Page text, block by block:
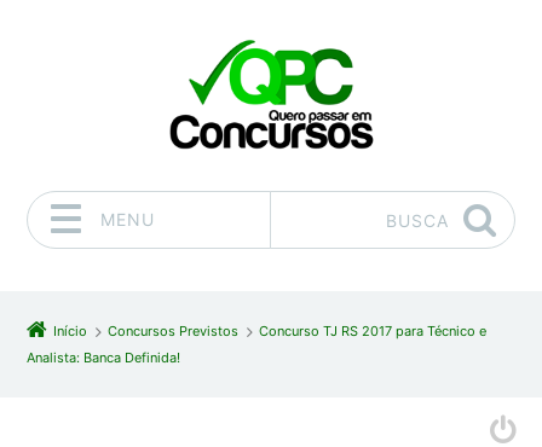
MENU BUSCA
Início Concursos Previstos
Concurso TJ RS 2017 para Técnico e
Analista: Banca Definida!